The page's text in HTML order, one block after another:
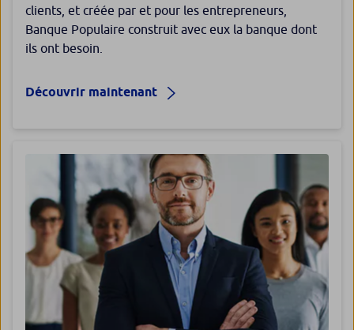
clients, et créée par et pour les entrepreneurs,
Banque Populaire construit avec eux la banque dont
ils ont besoin.
Découvrir maintenant